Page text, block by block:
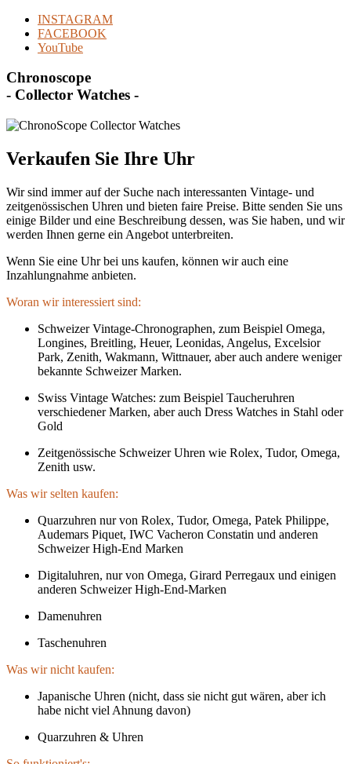
INSTAGRAM
FACEBOOK
YouTube
Chronoscope
- Collector Watches -
Verkaufen Sie Ihre Uhr
Wir sind immer auf der Suche nach interessanten Vintage- und
zeitgenössischen Uhren und bieten faire Preise. Bitte senden Sie uns
einige Bilder und eine Beschreibung dessen, was Sie haben, und wir
werden Ihnen gerne ein Angebot unterbreiten.
Wenn Sie eine Uhr bei uns kaufen, können wir auch eine
Inzahlungnahme anbieten.
Woran wir interessiert sind:
Schweizer Vintage-Chronographen, zum Beispiel Omega,
Longines, Breitling, Heuer, Leonidas, Angelus, Excelsior
Park, Zenith, Wakmann, Wittnauer, aber auch andere weniger
bekannte Schweizer Marken.
Swiss Vintage Watches: zum Beispiel Taucheruhren
verschiedener Marken, aber auch Dress Watches in Stahl oder
Gold
Zeitgenössische Schweizer Uhren wie Rolex, Tudor, Omega,
Zenith usw.
Was wir selten kaufen:
Quarzuhren nur von Rolex, Tudor, Omega, Patek Philippe,
Audemars Piquet, IWC Vacheron Constatin und anderen
Schweizer High-End Marken
Digitaluhren, nur von Omega, Girard Perregaux und einigen
anderen Schweizer High-End-Marken
Damenuhren
Taschenuhren
Was wir nicht kaufen:
Japanische Uhren (nicht, dass sie nicht gut wären, aber ich
habe nicht viel Ahnung davon)
Quarzuhren & Uhren